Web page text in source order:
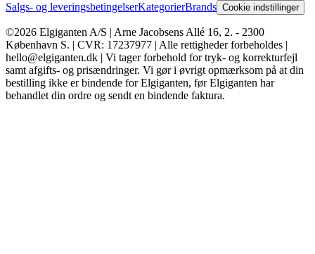
Salgs- og leveringsbetingelserKategorierBrands Cookie indstillinger
©2026 Elgiganten A/S | Arne Jacobsens Allé 16, 2. - 2300
København S. | CVR: 17237977 | Alle rettigheder forbeholdes |
hello@elgiganten.dk | Vi tager forbehold for tryk- og korrekturfejl
samt afgifts- og prisændringer. Vi gør i øvrigt opmærksom på at din
bestilling ikke er bindende for Elgiganten, før Elgiganten har
behandlet din ordre og sendt en bindende faktura.